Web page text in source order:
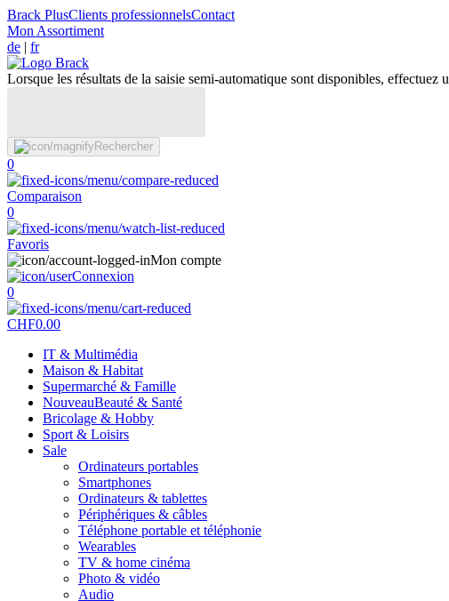
Brack PlusClients professionnelsContact
Mon Assortiment
de | fr
Lorsque les résultats de la saisie semi-automatique sont disponibles,
Rechercher
0
Comparaison
0
Favoris
Mon compte
Connexion
0
CHF0.00
IT & Multimédia
Maison & Habitat
Supermarché & Famille
NouveauBeauté & Santé
Bricolage & Hobby
Sport & Loisirs
Sale
Ordinateurs portables
Smartphones
Ordinateurs & tablettes
Périphériques & câbles
Téléphone portable et téléphonie
Wearables
TV & home cinéma
Photo & vidéo
Audio